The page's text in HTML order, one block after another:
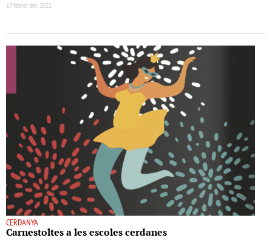
17 febrer del 2022
CERDANYA
Carnestoltes a les escoles cerdanes